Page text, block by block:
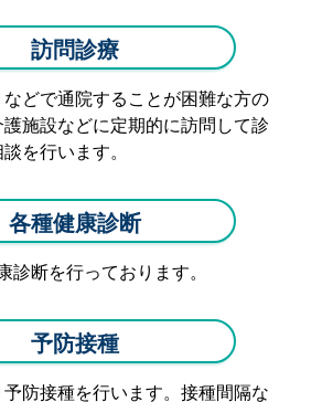
訪問診療
どで通院することが困難な方の
施設などに定期的に訪問して診
を行います。
各種健康診断
診断を行っております。
予防接種
防接種を行います。接種間隔な